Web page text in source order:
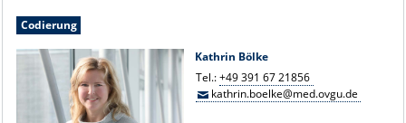
Codierung
Kathrin Bölke
Tel.:+49 391 67 21856
kathrin.boelke@med.ovgu.de